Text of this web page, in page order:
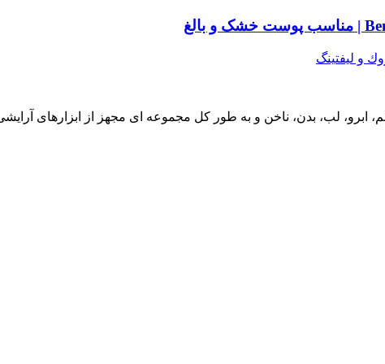
و ليفتينگ
ابرو، لب، بدن، ناخن و به طور کل مجموعه ای مجهز از ابزارهای